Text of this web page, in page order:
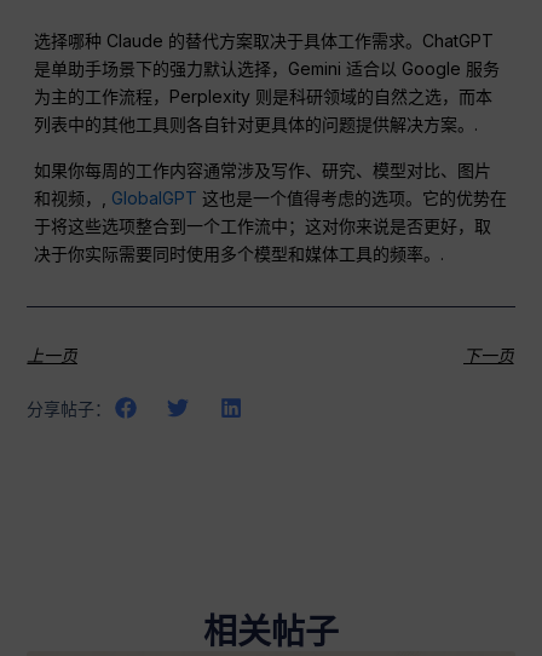
选择哪种 Claude 的替代方案取决于具体工作需求。ChatGPT
是单助手场景下的强力默认选择，Gemini 适合以 Google 服务
为主的工作流程，Perplexity 则是科研领域的自然之选，而本
列表中的其他工具则各自针对更具体的问题提供解决方案。.
如果你每周的工作内容通常涉及写作、研究、模型对比、图片
和视频，, GlobalGPT 这也是一个值得考虑的选项。它的优势在
于将这些选项整合到一个工作流中；这对你来说是否更好，取
决于你实际需要同时使用多个模型和媒体工具的频率。.
上一页 下一页
分享帖子：
相关帖子